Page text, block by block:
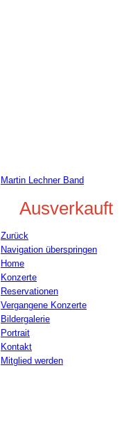
Martin Lechner Band
Ausverkauft
Zurück
Navigation überspringen
Home
Konzerte
Reservationen
Vergangene Konzerte
Bildergalerie
Portrait
Kontakt
Mitglied werden